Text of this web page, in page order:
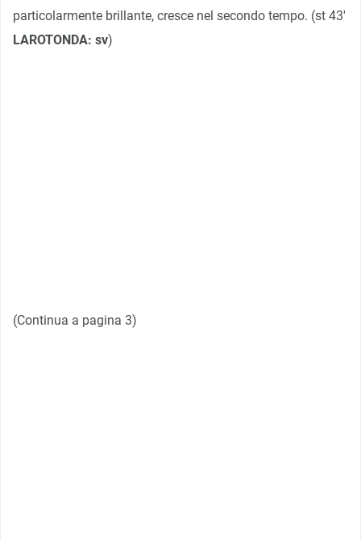
particolarmente brillante, cresce nel secondo tempo. (st 43′
LAROTONDA: sv)
(Continua a pagina 3)